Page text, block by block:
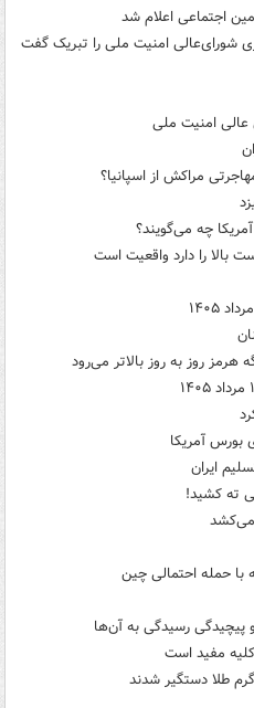
اجتماعی اعلام شد
شورای‌عالی امنیت ملی را تبریک گفت
عالی امنیت ملی
مراکش از اسپانیا؟
چه می‌گویند؟
بالا را دارد واقعیت است
هرمز روز به روز بالاتر می‌رود
آمریکا
ایران
ته کشید!
می‌کشد
با حمله احتمالی چین
پیچیدگی رسیدگی به آن‌ها
مفید است